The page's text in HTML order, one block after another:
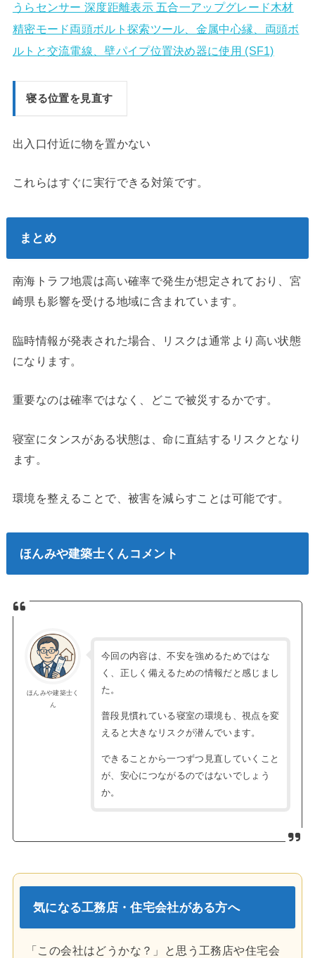
うらセンサー 深度距離表示 五合一アップグレード木材
精密モード両頭ボルト探索ツール、金属中心縁、両頭ボ
ルトと交流電線、壁パイプ位置決め器に使用 (SF1)
寝る位置を見直す
出入口付近に物を置かない
これらはすぐに実行できる対策です。
まとめ
南海トラフ地震は高い確率で発生が想定されており、宮
崎県も影響を受ける地域に含まれています。
臨時情報が発表された場合、リスクは通常より高い状態
になります。
重要なのは確率ではなく、どこで被災するかです。
寝室にタンスがある状態は、命に直結するリスクとなり
ます。
環境を整えることで、被害を減らすことは可能です。
ほんみや建築士くんコメント
ほんみや建築士く
ん
今回の内容は、不安を強めるためではな
く、正しく備えるための情報だと感じまし
た。
普段見慣れている寝室の環境も、視点を変
えると大きなリスクが潜んでいます。
できることから一つずつ見直していくこと
が、安心につながるのではないでしょう
か。
気になる工務店・住宅会社がある方へ
「この会社はどうかな？」と思う工務店や住宅会